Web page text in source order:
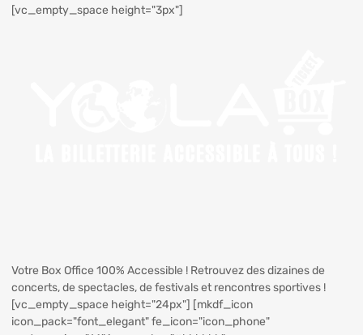
[vc_empty_space height="3px"]
Votre Box Office 100% Accessible ! Retrouvez des dizaines de
concerts, de spectacles, de festivals et rencontres sportives !
[vc_empty_space height="24px"] [mkdf_icon
icon_pack="font_elegant" fe_icon="icon_phone"